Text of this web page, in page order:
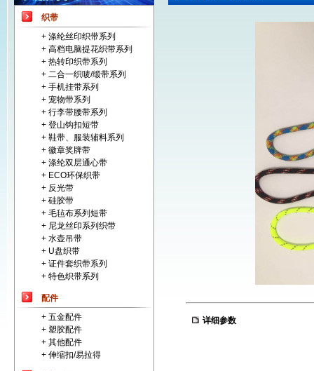
织带
+ 涤纶丝印织带系列
+ 高档电脑提花织带系列
+ 热转印织带系列
+ 二合一织唛/缎带系列
+ 手机挂带系列
+ 宠物带系列
+ 行李带腰带系列
+ 登山钩扣短带
+ 鞋带、服装辅料系列
+ 徽章奖牌带
+ 涤纶双层通心带
+ ECO环保织带
+ 反光带
+ 硅胶带
+ 毛毡布系列短带
+ 尼龙丝印系列织带
+ 水壶吊带
+ U盘织带
+ 证件套织带系列
+ 特色织带系列
配件
+ 五金配件
+ 塑胶配件
+ 其他配件
+ 伸缩扣/易拉得
详细参数